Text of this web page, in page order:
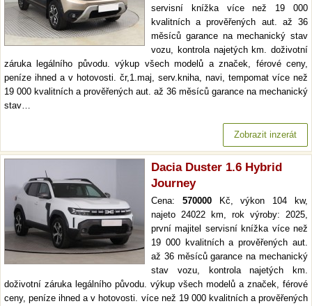
servisní knížka více než 19 000
kvalitních a prověřených aut. až 36
měsíců garance na mechanický stav
vozu, kontrola najetých km. doživotní
záruka legálního původu. výkup všech modelů a značek, férové ceny,
peníze ihned a v hotovosti. čr,1.maj, serv.kniha, navi, tempomat více než
19 000 kvalitních a prověřených aut. až 36 měsíců garance na mechanický
stav…
Zobrazit inzerát
Dacia Duster 1.6 Hybrid
Journey
Cena: 570000Kč, výkon 104 kw,
najeto 24022 km, rok výroby: 2025,
první majitel servisní knížka více než
19 000 kvalitních a prověřených aut.
až 36 měsíců garance na mechanický
stav vozu, kontrola najetých km.
doživotní záruka legálního původu. výkup všech modelů a značek, férové
ceny, peníze ihned a v hotovosti. více než 19 000 kvalitních a prověřených